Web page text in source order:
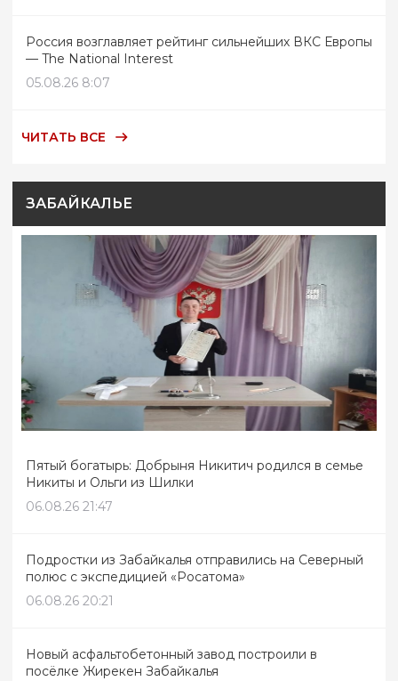
Россия возглавляет рейтинг сильнейших ВКС Европы
— The National Interest
05.08.26 8:07
ЧИТАТЬ ВСЕ
ЗАБАЙКАЛЬЕ
Пятый богатырь: Добрыня Никитич родился в семье
Никиты и Ольги из Шилки
06.08.26 21:47
Подростки из Забайкалья отправились на Северный
полюс с экспедицией «Росатома»
06.08.26 20:21
Новый асфальтобетонный завод построили в
посёлке Жирекен Забайкалья